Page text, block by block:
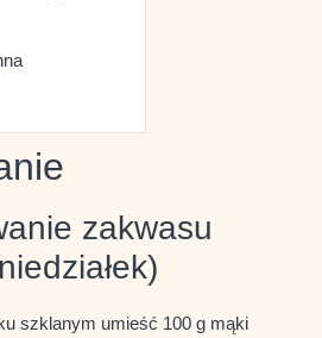
zakwasu
szklanym umieść 100 g mąki